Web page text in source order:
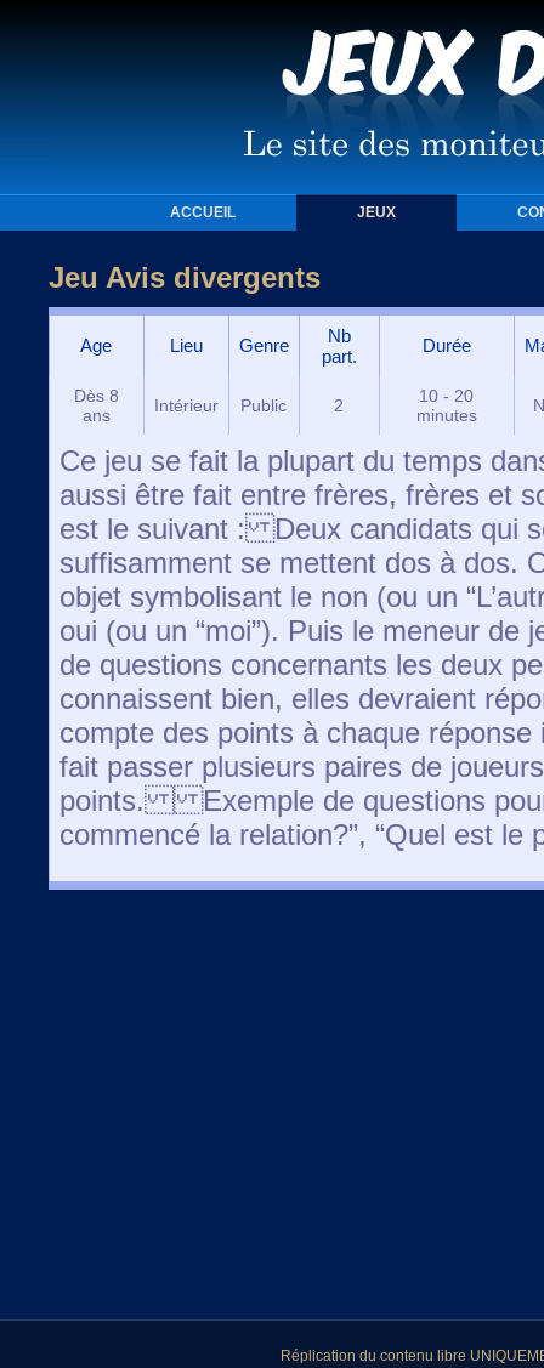
ACCUEIL JEUX
Jeu Avis divergents
Age Lieu Genre
Nb
part.
Durée
Dès 8
ans
Intérieur Public 2
10 - 20
minutes
Ce jeu se fait la plupart du temps
aussi être fait entre frères, frères
est le suivant : Deux candidats qui
suffisamment se mettent dos à dos.
objet symbolisant le non (ou un
oui (ou un “moi”). Puis le meneur de
de questions concernants les deux
connaissent bien, elles devraient
compte des points à chaque
fait passer plusieurs paires de
points. Exemple de questions pour
commencé la relation?”, “Quel est
Réplication du contenu libre